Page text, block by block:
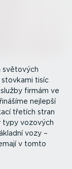
světových
tisíc
firmám ve
nejlepší
třetích stran
typy vozových
vozy –
v tomto